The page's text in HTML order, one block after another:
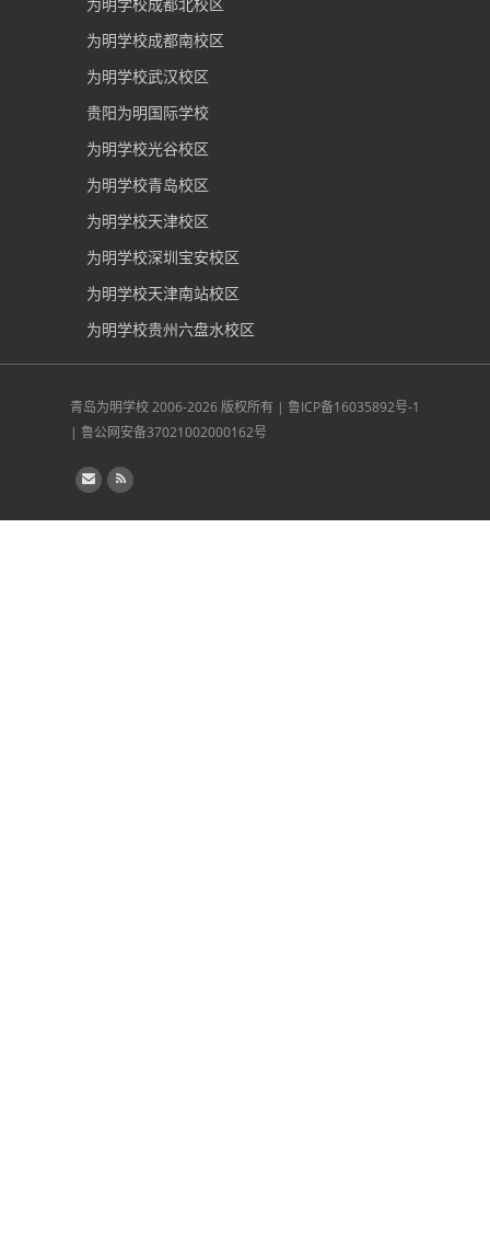
为明学校成都南校区
为明学校武汉校区
贵阳为明国际学校
为明学校光谷校区
为明学校青岛校区
为明学校天津校区
为明学校深圳宝安校区
为明学校天津南站校区
为明学校贵州六盘水校区
青岛为明学校2006-2026 版权所有 | 鲁ICP备16035892号-1
| 鲁公网安备37021002000162号